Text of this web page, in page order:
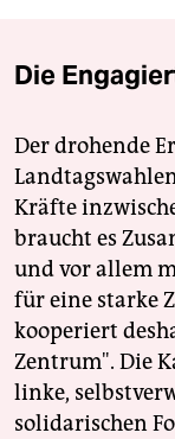
Die
Der drohende
Kräfte
braucht es
und vor allem
für eine starke
kooperiert
Zentrum". Die
linke,
solidarischen